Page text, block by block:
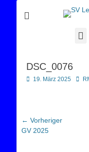
Sportverein
DSC_0076
Posted
19. März 2025 Autor
← Vorheriger
Vorheriger
GV 2025